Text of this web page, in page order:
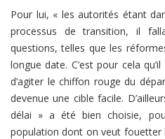
Pour lui, « les autorités étant
processus de transition, il
questions, telles que les
longue date. C’est pour cela
d’agiter le chiffon rouge du
devenue une cible facile.
délai » a été bien choisie,
population dont on veut fouetter